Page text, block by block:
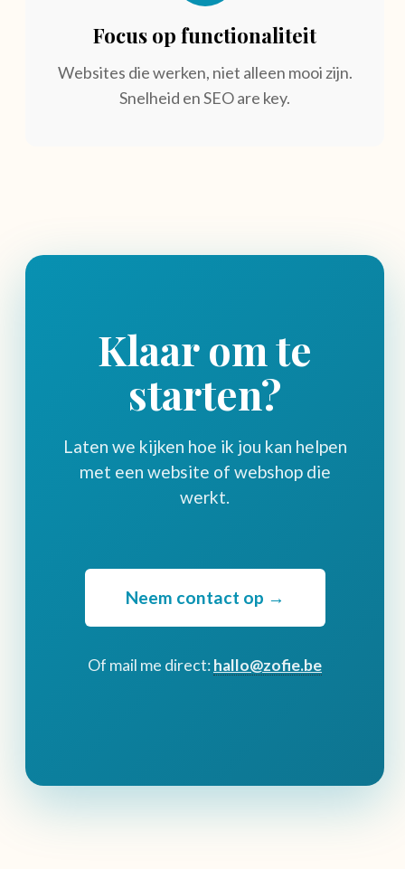
Focus op functionaliteit
Websites die werken, niet alleen mooi zijn.
Snelheid en SEO are key.
Klaar om te
starten?
Laten we kijken hoe ik jou kan helpen
met een website of webshop die
werkt.
Neem contact op →
Of mail me direct:hallo@zofie.be